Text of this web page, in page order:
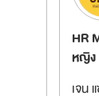
HR
หญิง
เจน